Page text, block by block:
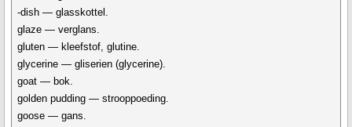
-dish — glasskottel.
glaze — verglans.
gluten — kleefstof, glutine.
glycerine — gliserien (glycerine).
goat — bok.
golden pudding — strooppoeding.
goose — gans.